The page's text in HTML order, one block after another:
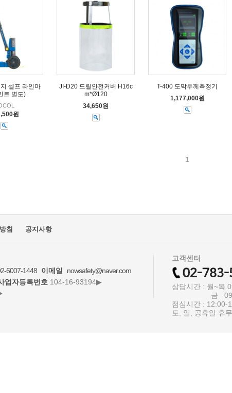
셀프 라인마
트 별도)
원
JI-D20 드릴안전커버 H16c
m*Ø120
34,650원
T-400 도막두께측정기
1,177,000원
1
침 공지사항
6007-1448 이메일
nowsafety@naver.com
업자등록번호 104-16-93194▶
고객센터
상담시간 : 월~목
금
점심시간 : 12:00-
토, 일, 공휴일 휴무